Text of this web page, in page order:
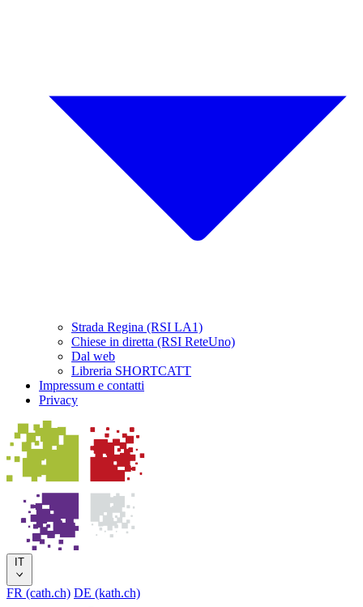
Strada Regina (RSI LA1)
Chiese in diretta (RSI ReteUno)
Dal web
Libreria SHORTCATT
Impressum e contatti
Privacy
IT
FR (cath.ch) DE (kath.ch)